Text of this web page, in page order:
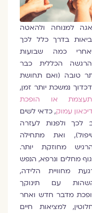
למנוחה ולהאטה
בדרך כלל לכך
כמה שבועות
הכללית כבר
טובה (ואם תחושת
נמשכת יותר זמן,
או הופכת
עמוק, כדאי לשים
לכך ולפנות לעזרה
ואת מתחילה
מחוזקת יותר.
מחלים ונרפא, הנפש
מחוויית הלידה,
עם תינוקך
מדבר חדש ואחר
למציאות חיים